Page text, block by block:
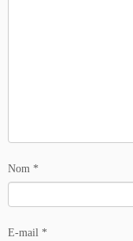
Nom *
E-mail *